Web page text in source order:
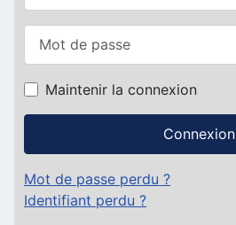
Maintenir la connexion
Connexion
Mot de passe perdu ?
Identifiant perdu ?